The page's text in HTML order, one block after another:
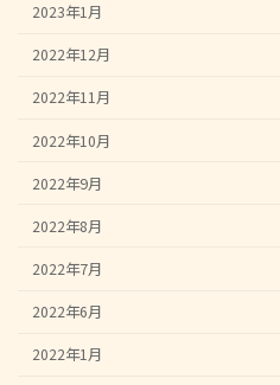
2023年1月
2022年12月
2022年11月
2022年10月
2022年9月
2022年8月
2022年7月
2022年6月
2022年1月